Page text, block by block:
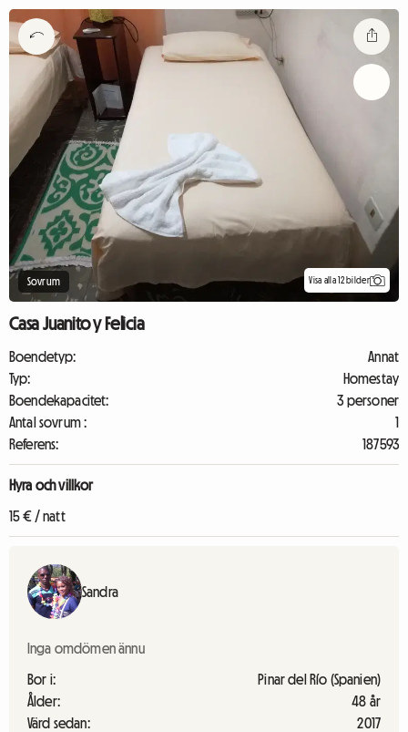
Sovrum Visa alla 12 bilder
Casa Juanito y Felicia
Boendetyp:
Annat
Typ:
Homestay
Boendekapacitet:
3 personer
Antal sovrum :
1
Referens:
187593
Hyra och villkor
15 € / natt
Sandra
Inga omdömen ännu
Bor i:
Pinar del Río (Spanien)
Ålder:
48 år
Värd sedan:
2017